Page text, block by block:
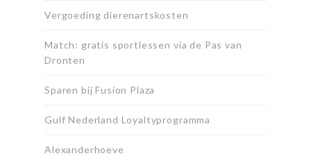
Vergoeding dierenartskosten
Match: gratis sportlessen via de Pas van
Dronten
Sparen bij Fusion Plaza
Gulf Nederland Loyaltyprogramma
Alexanderhoeve